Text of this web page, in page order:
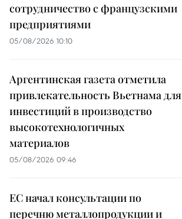
сотрудничество с французскими
предприятиями
05/08/2026 10:10
Аргентинская газета отметила
привлекательность Вьетнама для
инвестиций в производство
высокотехнологичных
материалов
05/08/2026 09:46
ЕС начал консультации по
перечню металлопродукции и